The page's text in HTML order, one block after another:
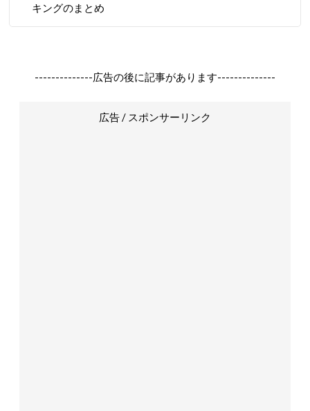
キングのまとめ
--------------広告の後に記事があります--------------
広告 / スポンサーリンク